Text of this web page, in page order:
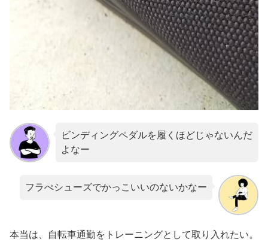
ビンディングペダルを履くほどじゃないんだ
よなー
フラぺシューズでかっこいいのないかなー
本当は、自転車通勤をトレーニングとして取り入れたい。